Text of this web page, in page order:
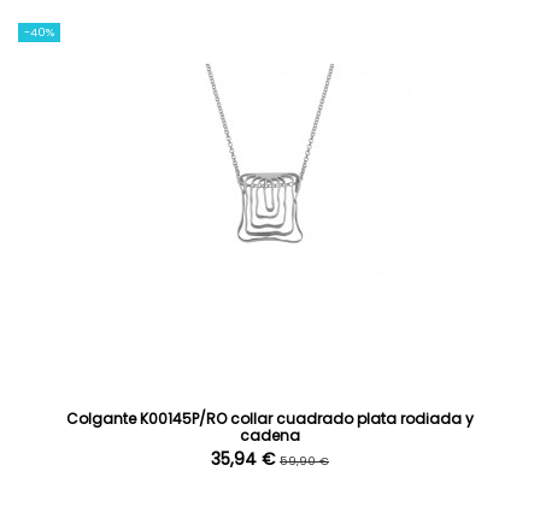
-40%
Colgante K00145P/RO collar cuadrado plata rodiada y
cadena
35,94 € 59,90 €